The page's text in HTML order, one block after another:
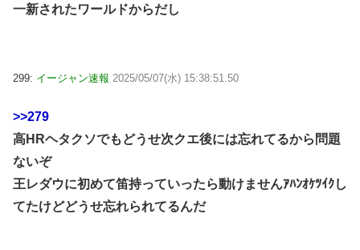
一新されたワールドからだし
299: イージャン速報 2025/05/07(水) 15:38:51.50
>>279
高HRヘタクソでもどうせ次クエ後には忘れてるから問題
ないぞ
王レダウに初めて笛持っていったら動けませんｱﾊﾝｵｹﾂｲｸし
てたけどどうせ忘れられてるんだ